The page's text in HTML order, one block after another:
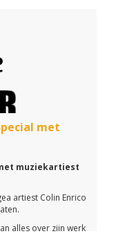
haar werk vindt en
voice-over te
keertje
met
muziekartiest
artiest Colin Enrico
alles over zijn werk